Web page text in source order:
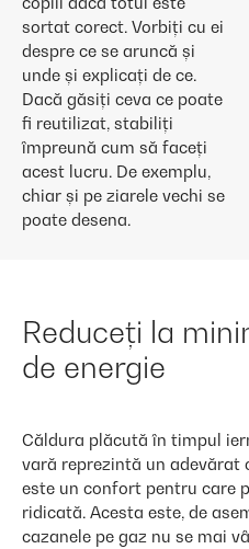
sortat corect. Vorbiți cu ei
despre ce se aruncă și
unde și explicați de ce.
Dacă găsiți ceva ce poate
fi reutilizat, stabiliți
împreună cum să faceți
acest lucru. De exemplu,
chiar și pe ziarele vechi se
poate desena.
Reduceți la
de energie
Căldura plăcută în timpul
vară reprezintă un adevărat
este un confort pentru care
ridicată. Acesta este, de
cazanele pe gaz nu se mai